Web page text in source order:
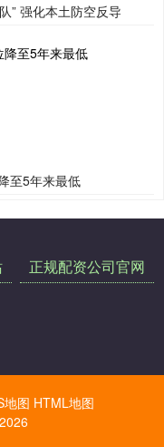
” 强化本土防空反导
至5年来最低
正规配资公司官网
地图 HTML地图